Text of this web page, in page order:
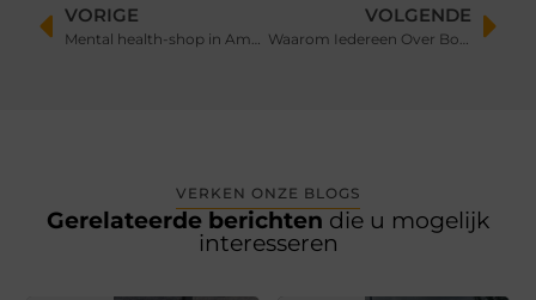
VORIGE
Mental health-shop in Amsterdam als startpunt voor innerlijke groei
VOLGENDE
Waarom Iedereen Over Boxsprings Praat (Maar Niemand Weet Wat Het Echt Is)
VERKEN ONZE BLOGS
Gerelateerde berichten die u mogelijk
interesseren